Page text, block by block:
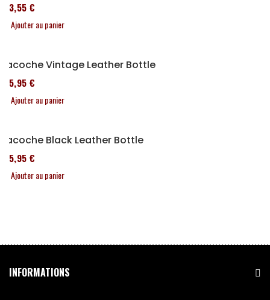
173,55 €
Ajouter au panier
Sacoche Vintage Leather Bottle
185,95 €
Ajouter au panier
Sacoche Black Leather Bottle
185,95 €
Ajouter au panier
INFORMATIONS